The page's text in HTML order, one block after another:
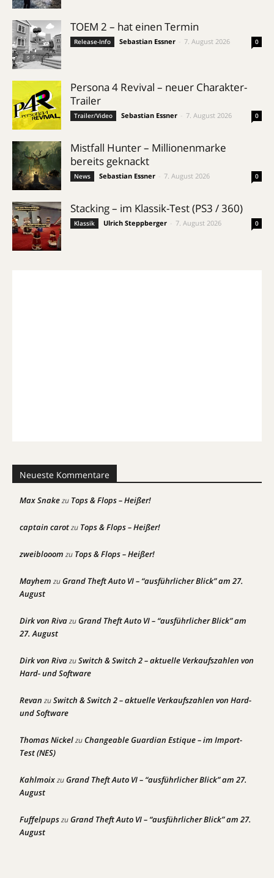
TOEM 2 – hat einen Termin
Release-Info Sebastian Essner 7. August 2026 0
Persona 4 Revival – neuer Charakter-
Trailer
Trailer/Video Sebastian Essner 7. August 2026 0
Mistfall Hunter – Millionenmarke
bereits geknackt
News Sebastian Essner 7. August 2026 0
Stacking – im Klassik-Test (PS3 / 360)
Klassik Ulrich Steppberger 7. August 2026 0
Neueste Kommentare
Max Snakezu Tops & Flops – Heißer!
captain carotzu Tops & Flops – Heißer!
zweiblooom zu Tops & Flops – Heißer!
Mayhem zuGrand Theft Auto VI – “ausführlicher Blick” am 27.
August
Dirk von RivazuGrand Theft Auto VI – “ausführlicher Blick” am
27. August
Dirk von RivazuSwitch & Switch 2 – aktuelle Verkaufszahlen von
Hard- und Software
Revan zuSwitch & Switch 2 – aktuelle Verkaufszahlen von Hard-
und Software
Thomas NickelzuChangeable Guardian Estique – im Import-
Test (NES)
KahlmoixzuGrand Theft Auto VI – “ausführlicher Blick” am 27.
August
FuffelpupszuGrand Theft Auto VI – “ausführlicher Blick” am 27.
August